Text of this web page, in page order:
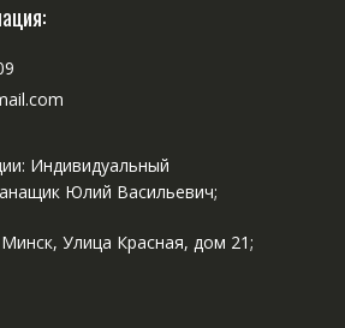
Индивидуальный
Юлий Васильевич;
Улица Красная, дом 21;